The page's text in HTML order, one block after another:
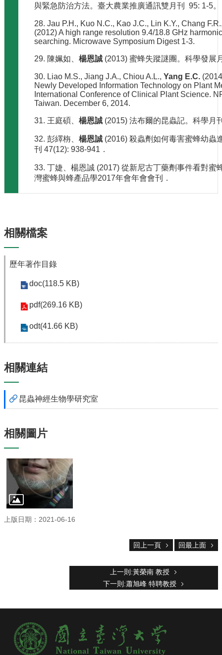
與緊急防治方法。臺大農業推廣通訊雙月刊 95: 1-5。
28. Jau P.H., Kuo N.C., Kao J.C., Lin K.Y., Chang
(2012) A high range resolution 9.4/18.8 GHz
searching. Microwave Symposium Digest 1-3.
29. 陳姵如、 楊恩誠 (2013) 蜜蜂失蹤謎團。科學發展
30. Liao M.S., Jiang J.A., Chiou A.L., Yang E.C.
Newly Developed Information Technology on Plant
International Conference of Clinical Plant Science.
Taiwan. December 6, 2014.
31. 王庭碩、 楊恩誠 (2015) 法布爾的昆蟲記。科學月
32. 彭繹栴、 楊恩誠 (2016) 殺蟲劑如何毒害蜜蜂幼蟲
刊 47(12): 938-941．
33. 丁婕、楊恩誠 (2017) 從新尼古丁藥劑事件看對蜜
灣蜜蜂與蜂產品學2017年會年會會刊．
相關檔案
歷年著作目錄
doc(118.5 KB)
pdf(269.16 KB)
odt(41.66 KB)
相關連結
昆蟲神經生物學研究室
相關圖片
上版日期：2021-06-16
回上一頁 回最上面
上一則:黃榮南 教授
下一則:蕭旭峰 特聘教授